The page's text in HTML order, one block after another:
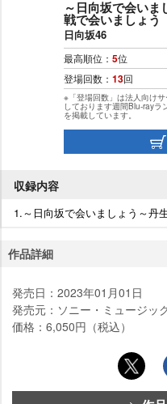
～日向坂で会い
戦で会いましょう
日向坂46
最高順位： 5位
登場回数： 13回
※「登場回数」は法人向けサ
しております週間Blu-ray
を掲載しています。
収録内容
1.～日向坂で会いましょう～丹
作品詳細
発売日：2023年01月01日
発売元：ソニー・ミュージッ
価格：6,050円（税込）